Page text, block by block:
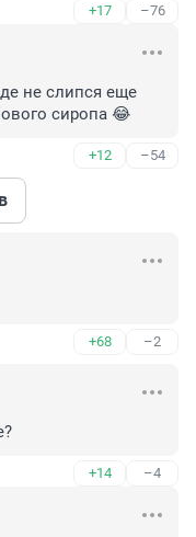
+17 –76
не слипся еще
сиропа 😂
+12 –54
+68 –2
+14 –4